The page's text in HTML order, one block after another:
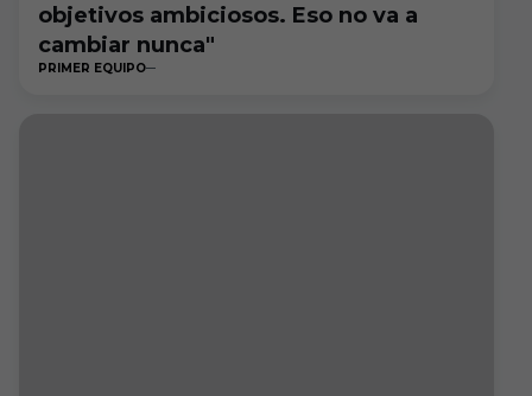
objetivos ambiciosos. Eso no va a
cambiar nunca"
PRIMER EQUIPO